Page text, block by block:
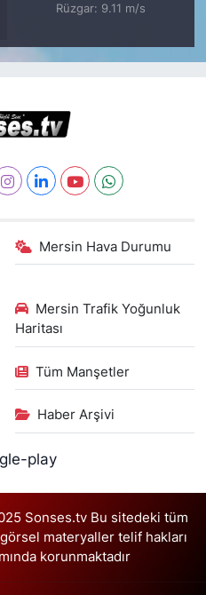
Rüzgar: 9.11 m/s
Mersin Hava Durumu
Mersin Trafik Yoğunluk
Haritası
Tüm Manşetler
Haber Arşivi
Sonses.tv Bu sitedeki tüm
görsel materyaller telif hakları
korunmaktadır